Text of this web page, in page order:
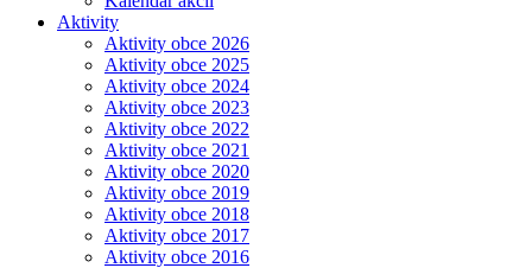
Aktivity
Aktivity obce 2026
Aktivity obce 2025
Aktivity obce 2024
Aktivity obce 2023
Aktivity obce 2022
Aktivity obce 2021
Aktivity obce 2020
Aktivity obce 2019
Aktivity obce 2018
Aktivity obce 2017
Aktivity obce 2016